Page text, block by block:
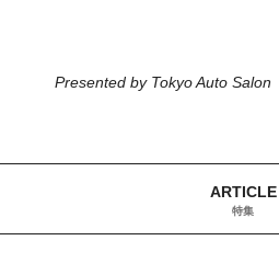
Presented by Tokyo Auto Salon
ARTICLE
特集